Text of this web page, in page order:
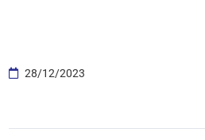
28/12/2023